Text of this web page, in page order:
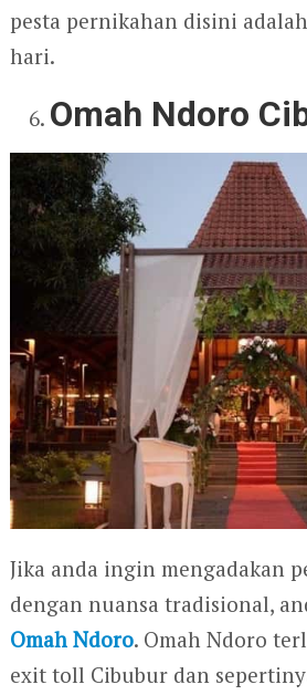
pesta pernikahan disini
hari.
Omah Ndoro
Jika anda ingin mengadakan
dengan nuansa tradisional,
Omah Ndoro. Omah Ndoro
exit toll Cibubur dan